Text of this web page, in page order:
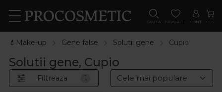
CAUTA FAVORITE CONT COS
💄Make-up Gene false Solutii gene Cupio
Solutii gene, Cupio
Filtreaza 1